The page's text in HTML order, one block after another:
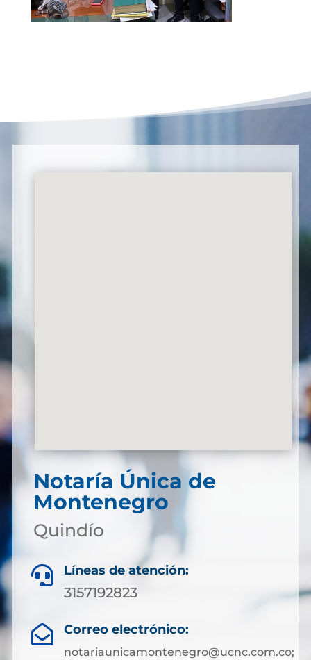
Notaría Única de
Montenegro
Quindío
 Líneas de atención:
3157192823
 Correo electrónico:
notariaunicamontenegro@ucnc.com.co;